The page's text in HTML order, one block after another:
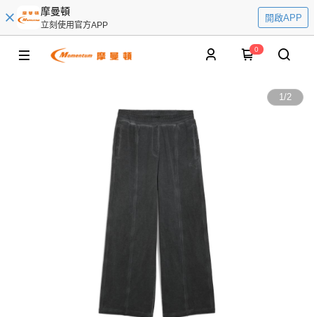
摩曼頓
立刻使用官方APP
開啟APP
0
1/2